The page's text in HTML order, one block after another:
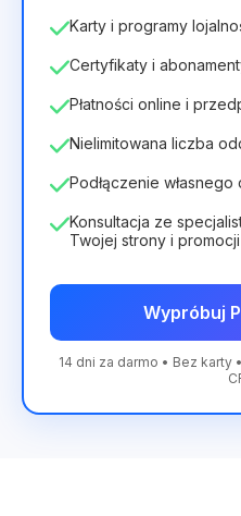
Karty i programy
Certyfikaty i
Płatności online i
Nielimitowana liczba
Podłączenie własnego
Konsultacja ze
Twojej strony i promocji
Wypróbuj
14 dni za darmo • Bez